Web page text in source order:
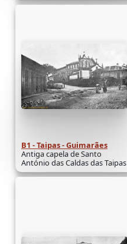
B1 - Taipas - Guimarães
Antiga capela de Santo
António das Caldas das Taipas